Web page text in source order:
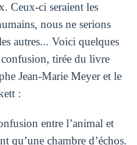
Ceux-ci seraient les
nous ne serions
autres... Voici quelques
tirée du livre
Jean-Marie Meyer et le
:
entre l’animal et
qu’une chambre d’échos.